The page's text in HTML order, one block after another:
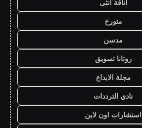
أناقة أنثى
متورخ
مدسن
روتانا تسويق
مجلة الابداع
نادي الترددات
استشارات اون لاين